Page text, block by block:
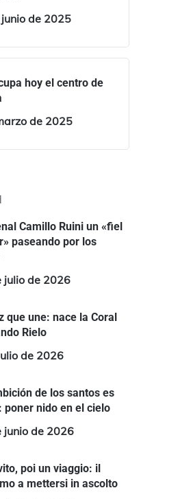
de 2025
hoy el centro de
de 2025
Camillo Ruini un «fiel
paseando por los
julio de 2026
que une: nace la Coral
Rielo
de 2026
de los santos es
poner nido en el cielo
junio de 2026
poi un viaggio: il
a mettersi in ascolto